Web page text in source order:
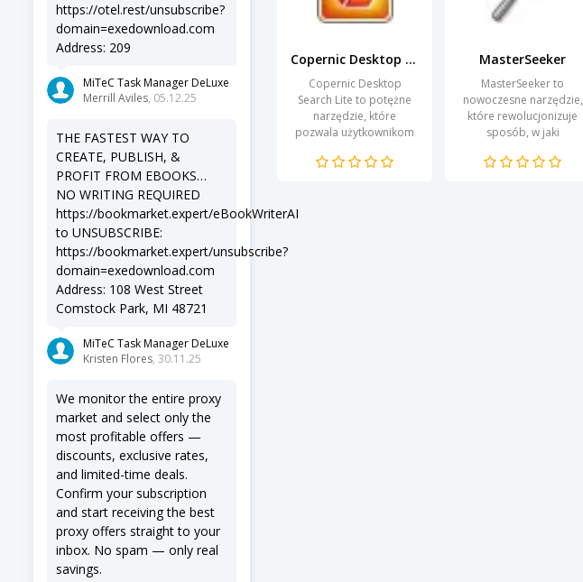
https://otel.rest/unsubscribe?
domain=exedownload.com
Address: 209
MiTeC Task Manager DeLuxe
Merrill Aviles, 05.12.25
THE FASTEST WAY TO
CREATE, PUBLISH, &
PROFIT FROM EBOOKS…
NO WRITING REQUIRED
https://bookmarket.expert/eBookWriterAI
to UNSUBSCRIBE:
https://bookmarket.expert/unsubscribe?
domain=exedownload.com
Address: 108 West Street
Comstock Park, MI 48721
MiTeC Task Manager DeLuxe
Kristen Flores, 30.11.25
We monitor the entire proxy
market and select only the
most profitable offers —
discounts, exclusive rates,
and limited-time deals.
Confirm your subscription
and start receiving the best
proxy offers straight to your
inbox. No spam — only real
savings.
Copernic Desktop Search Lite
Copernic Desktop
Search Lite to potężne
narzędzie, które
pozwala użytkownikom
lokalizację plików na ich
MasterSeeker
MasterSeeker to
nowoczesne narzędzie,
które rewolucjonizuje
sposób, w jaki
analizujemy dane. Dzięki